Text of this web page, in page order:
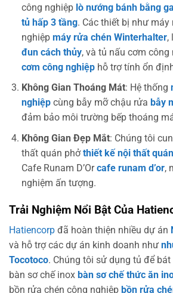
công nghiệp lò nướng bánh bằng
tủ hấp 3 tầng. Các thiết bị như máy
nghiệp máy rửa chén Winterhalter,
đun cách thủy, và tủ nấu cơm công
cơm công nghiệphỗ trợ tính ổn
Không Gian Thoáng Mát: Hệ thống
nghiệpcùng bẫy mỡ chậu rửa bẫy
đảm bảo môi trường bếp thoáng
Không Gian Đẹp Mắt: Chúng tôi
thất quán phởthiết kế nội thất
Cafe Runam D’Orcafe runam d’or,
nghiệm ấn tượng.
Trải Nghiệm Nổi Bật Của
Hatiencorp đã hoàn thiện nhiều dự án
và hỗ trợ các dự án kinh doanh như
Tocotoco. Chúng tôi sử dụng tủ để bát
bàn sơ chế inox bàn sơ chế thức ăn
bồn rửa chén công nghiệp bồn rửa